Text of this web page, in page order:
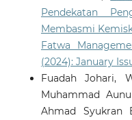
Pendekatan
Membasmi
Fatwa
(2024): January
Fuadah Johari,
Muhammad
Ahmad Syukran